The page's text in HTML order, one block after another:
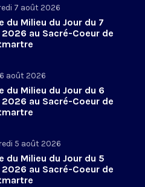
7 août 2026
du Milieu du Jour du 7
au Sacré-Coeur de
août 2026
du Milieu du Jour du 6
au Sacré-Coeur de
5 août 2026
du Milieu du Jour du 5
au Sacré-Coeur de